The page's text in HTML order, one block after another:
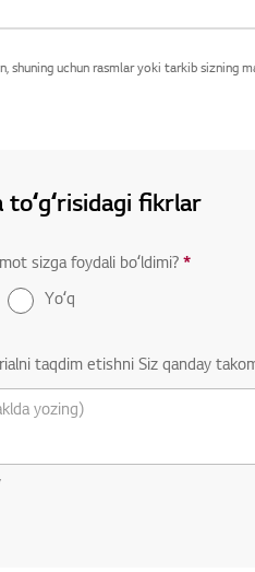
shuning uchun rasmlar yoki tarkib sizning
toʻgʻrisidagi fikrlar
sizga foydali boʻldimi? *
Yoʻq
taqdim etishni Siz qanday